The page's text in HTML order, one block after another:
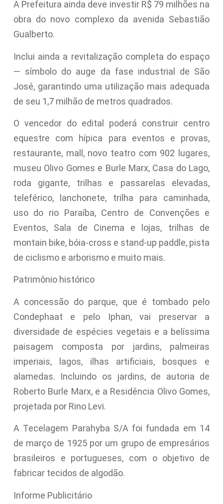
A Prefeitura ainda deve investir R$ 79 milhões na
obra do novo complexo da avenida Sebastião
Gualberto.
Inclui ainda a revitalização completa do espaço
— símbolo do auge da fase industrial de São
José, garantindo uma utilização mais adequada
de seu 1,7 milhão de metros quadrados.
O vencedor do edital poderá construir centro
equestre com hípica para eventos e provas,
restaurante, mall, novo teatro com 902 lugares,
museu Olivo Gomes e Burle Marx, Casa do Lago,
roda gigante, trilhas e passarelas elevadas,
teleférico, lanchonete, trilha para caminhada,
uso do rio Paraíba, Centro de Convenções e
Eventos, Sala de Cinema e lojas, trilhas de
montain bike, bóia-cross e stand-up paddle, pista
de ciclismo e arborismo e muito mais.
Patrimônio histórico
A concessão do parque, que é tombado pelo
Condephaat e pelo Iphan, vai preservar a
diversidade de espécies vegetais e a belíssima
paisagem composta por jardins, palmeiras
imperiais, lagos, ilhas artificiais, bosques e
alamedas. Incluindo os jardins, de autoria de
Roberto Burle Marx, e a Residência Olivo Gomes,
projetada por Rino Levi.
A Tecelagem Parahyba S/A foi fundada em 14
de março de 1925 por um grupo de empresários
brasileiros e portugueses, com o objetivo de
fabricar tecidos de algodão.
Informe Publicitário